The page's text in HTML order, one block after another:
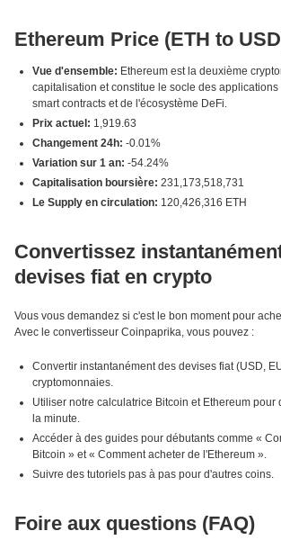
Ethereum Price (ETH to
Vue d'ensemble: Ethereum est la deuxième
capitalisation et constitue le socle des
smart contracts et de l'écosystème DeFi.
Prix actuel: 1,919.63
Changement 24h: -0.01%
Variation sur 1 an: -54.24%
Capitalisation boursière: 231,173,518,731
Le Supply en circulation: 120,426,316 ETH
Convertissez
devises fiat en crypto
Vous vous demandez si c'est le bon moment pour
Avec le convertisseur Coinpaprika, vous pouvez :
Convertir instantanément des devises fiat (USD,
cryptomonnaies.
Utiliser notre calculatrice Bitcoin et Ethereum pour
la minute.
Accéder à des guides pour débutants comme «
Bitcoin » et « Comment acheter de l'Ethereum ».
Suivre des tutoriels pas à pas pour d'autres coins.
Foire aux questions (FAQ)